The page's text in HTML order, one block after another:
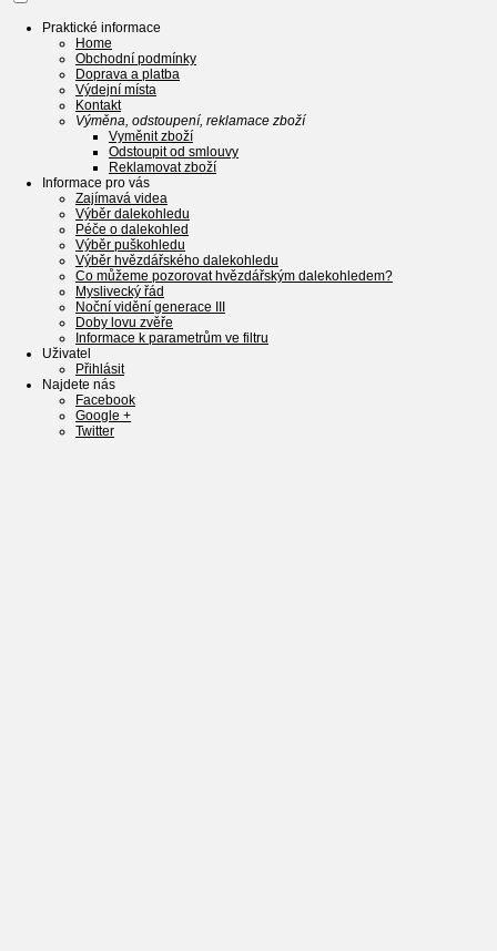
Praktické informace
Home
Obchodní podmínky
Doprava a platba
Výdejní místa
Kontakt
Výměna, odstoupení, reklamace zboží
Vyměnit zboží
Odstoupit od smlouvy
Reklamovat zboží
Informace pro vás
Zajímavá videa
Výběr dalekohledu
Péče o dalekohled
Výběr puškohledu
Výběr hvězdářského dalekohledu
Co můžeme pozorovat hvězdářským dalekohledem?
Myslivecký řád
Noční vidění generace III
Doby lovu zvěře
Informace k parametrům ve filtru
Uživatel
Přihlásit
Najdete nás
Facebook
Google +
Twitter